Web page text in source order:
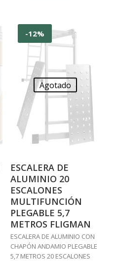
-12%
Agotado
ESCALERA DE
ALUMINIO 20
ESCALONES
MULTIFUNCIÓN
PLEGABLE 5,7
METROS FLIGMAN
ESCALERA DE ALUMINIO CON
CHAPÓN ANDAMIO PLEGABLE
5,7 METROS 20 ESCALONES